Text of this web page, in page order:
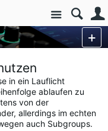
Site
in ein Lauflicht
ablaufen zu
von der
allerdings im echten
auch Subgroups.